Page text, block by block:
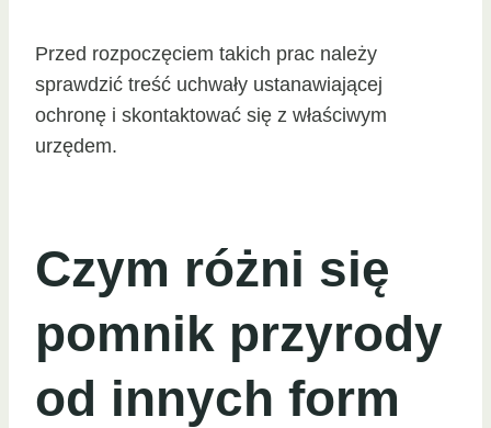
Przed rozpoczęciem takich prac należy
sprawdzić treść uchwały ustanawiającej
ochronę i skontaktować się z właściwym
urzędem.
Czym różni się
pomnik przyrody
od innych form